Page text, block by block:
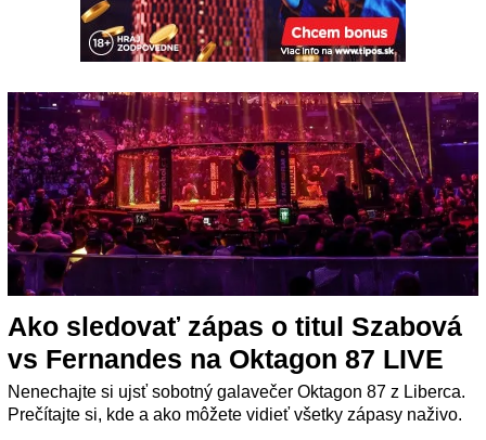
Ako sledovať zápas o titul Szabová
vs Fernandes na Oktagon 87 LIVE
Nenechajte si ujsť sobotný galavečer Oktagon 87 z Liberca.
Prečítajte si, kde a ako môžete vidieť všetky zápasy naživo.